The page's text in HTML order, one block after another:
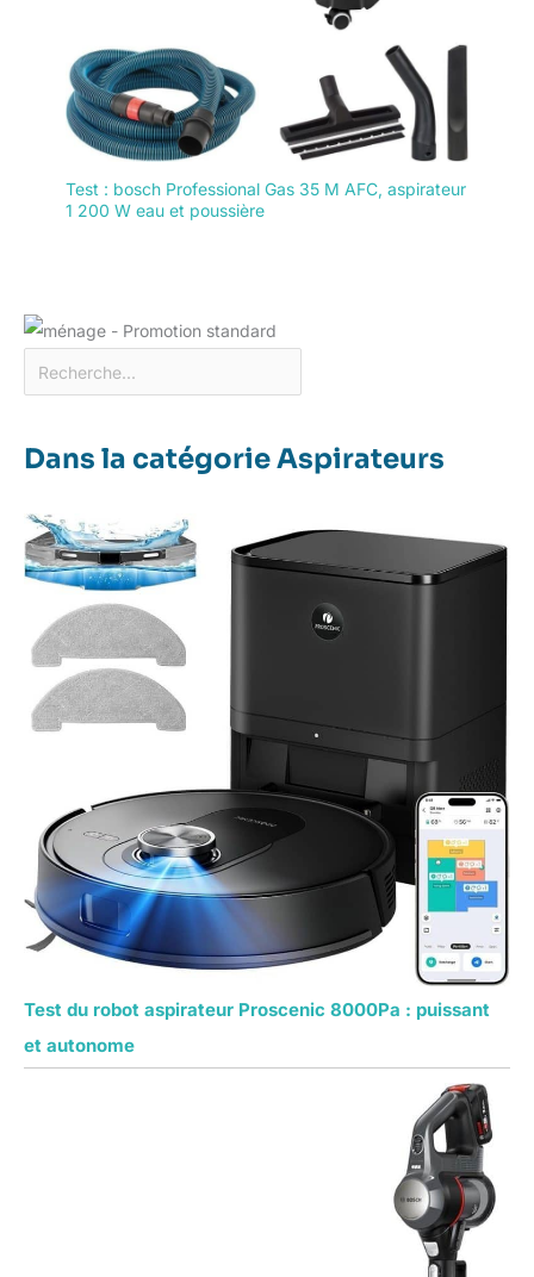
Test : bosch Professional Gas 35 M AFC, aspirateur
1 200 W eau et poussière
Dans la catégorie Aspirateurs
Test du robot aspirateur Proscenic 8000Pa : puissant
et autonome